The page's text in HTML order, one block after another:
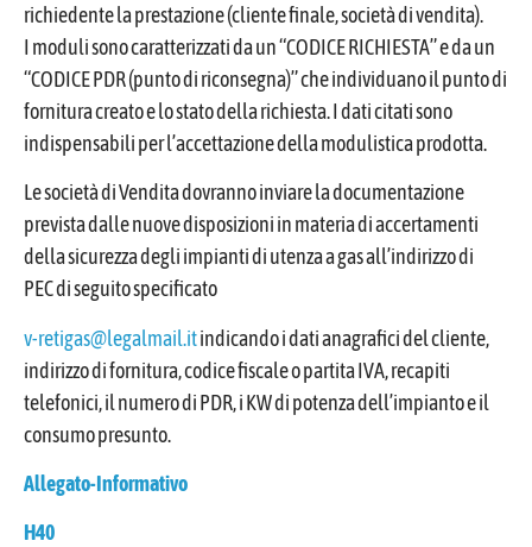
richiedente la prestazione (cliente finale, società di vendita).
I moduli sono caratterizzati da un “CODICE RICHIESTA” e da un
“CODICE PDR (punto di riconsegna)” che individuano il punto di
fornitura creato e lo stato della richiesta. I dati citati sono
indispensabili per l’accettazione della modulistica prodotta.
Le società di Vendita dovranno inviare la documentazione
prevista dalle nuove disposizioni in materia di accertamenti
della sicurezza degli impianti di utenza a gas all’indirizzo di
PEC di seguito specificato
v-retigas@legalmail.itindicando i dati anagrafici del cliente,
indirizzo di fornitura, codice fiscale o partita IVA, recapiti
telefonici, il numero di PDR, i KW di potenza dell’impianto e il
consumo presunto.
Allegato-Informativo
H40